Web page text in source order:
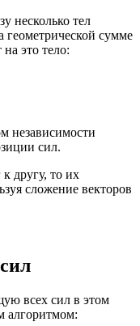
несколько тел
геометрической сумме
это тело:
независимости
сил.
другу, то их
сложение векторов
всех сил в этом
алгоритмом: